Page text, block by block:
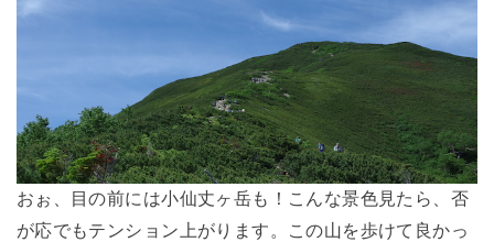
おぉ、目の前には小仙丈ヶ岳も！こんな景色見たら、否
が応でもテンション上がります。この山を歩けて良かっ